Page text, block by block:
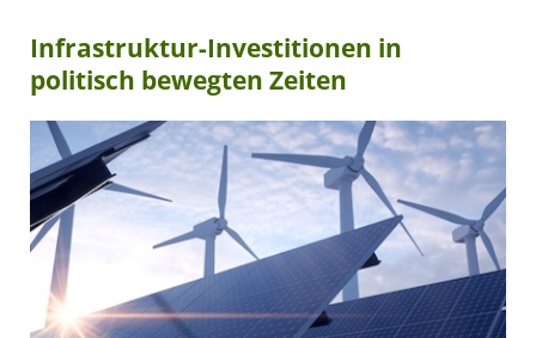
Infrastruktur-Investitionen in
politisch bewegten Zeiten